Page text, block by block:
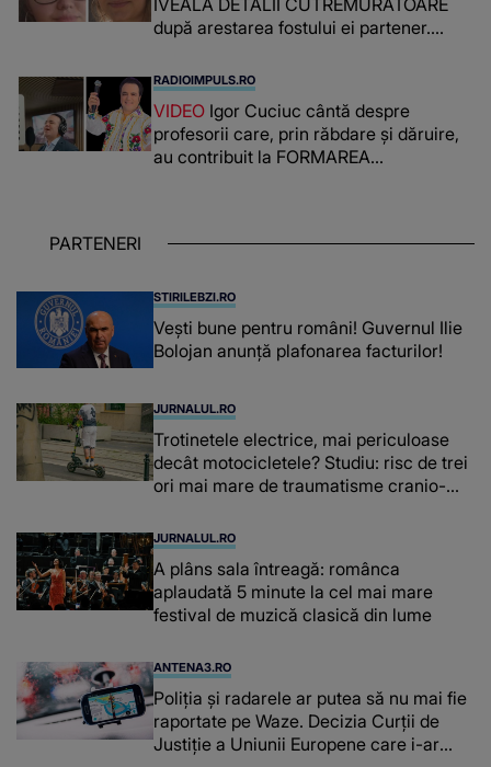
după arestarea fostului ei partener.
românca ucisă în Italia și ascunsă în
lada unui pat: " Îmi pare rău că nu am
reușit să fac mai mult pentru ea și..."
RADIOIMPULS.RO
VIDEO Igor Cuciuc cântă despre
profesorii care, prin răbdare și dăruire,
au contribuit la FORMAREA
chiar și după trecerea anilor: "De
PARTENERI
STIRILEBZI.RO
Vești bune pentru români! Guvernul Ilie
Bolojan anunță plafonarea facturilor!
JURNALUL.RO
Trotinetele electrice, mai periculoase
decât motocicletele? Studiu: risc de trei
ori mai mare de traumatisme cranio-
JURNALUL.RO
A plâns sala întreagă: românca
aplaudată 5 minute la cel mai mare
festival de muzică clasică din lume
ANTENA3.RO
Poliţia şi radarele ar putea să nu mai fie
raportate pe Waze. Decizia Curţii de
Justiție a Uniunii Europene care i-ar